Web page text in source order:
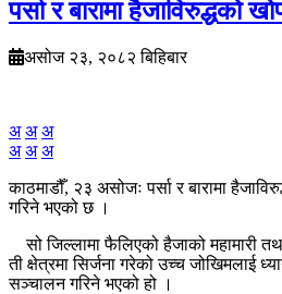
पर्सा र बारामा हैजाविरुद्धको
असोज २३, २०८२ बिहिबार
अ अ अ
अ अ अ
काठमाडौँ, २३ असोजः पर्सा र बारामा
गरिने भएको छ ।
सो जिल्लामा फैलिएको हैजाको महामारी
ती क्षेत्रमा सिर्जना गरेको उच्च जोखिमलाई
सञ्चालन गरिने भएको हो ।